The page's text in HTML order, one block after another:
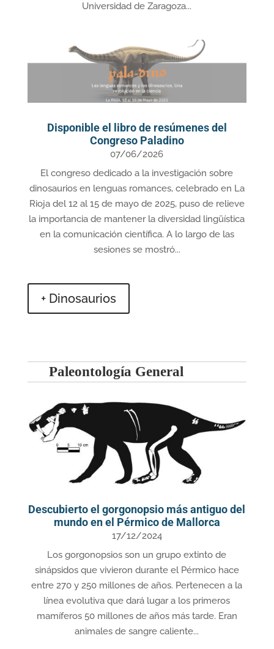
Universidad de Zaragoza...
Disponible el libro de resúmenes del
Congreso Paladino
07/06/2026
El congreso dedicado a la investigación sobre
dinosaurios en lenguas romances, celebrado en La
Rioja del 12 al 15 de mayo de 2025, puso de relieve
la importancia de mantener la diversidad lingüística
en la comunicación científica. A lo largo de las
sesiones se mostró...
+ Dinosaurios
Paleontología General
Descubierto el gorgonopsio más antiguo del
mundo en el Pérmico de Mallorca
17/12/2024
Los gorgonopsios son un grupo extinto de
sinápsidos que vivieron durante el Pérmico hace
entre 270 y 250 millones de años. Pertenecen a la
línea evolutiva que dará lugar a los primeros
mamíferos 50 millones de años más tarde. Eran
animales de sangre caliente...